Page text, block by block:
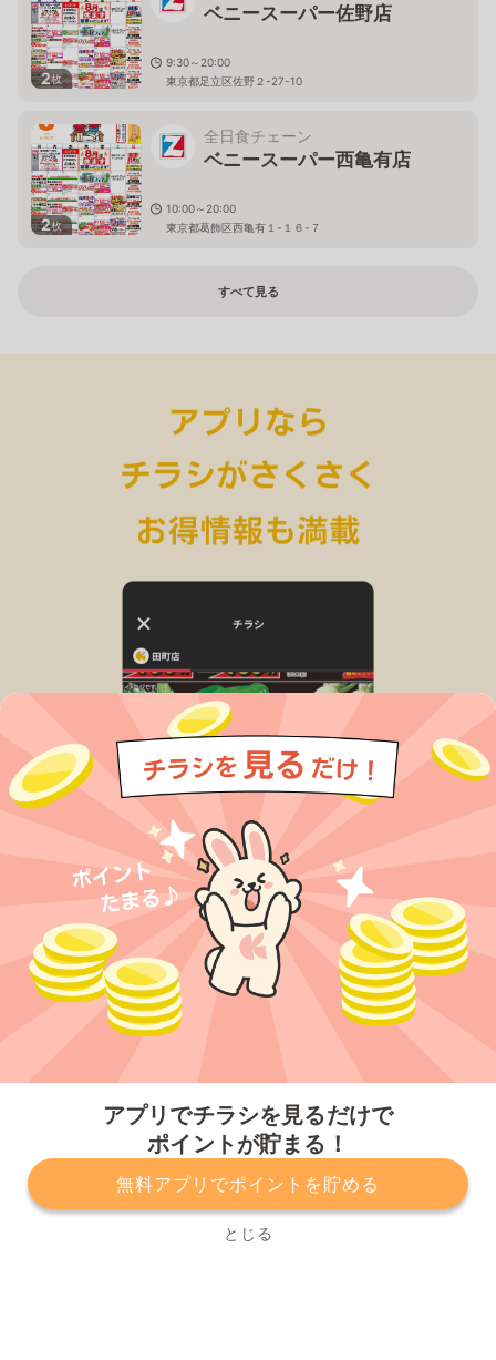
アプリでチラシを見るだけで
ポイントが貯まる！
無料アプリでポイントを貯める
とじる
2枚
ベニースーパー佐野店
9:30～20:00
東京都足立区佐野２-27-10
2枚
全日食チェーン
ベニースーパー西亀有店
10:00～20:00
東京都葛飾区西亀有１-１６-７
すべて見る
プライバシーポリシー 利用規約
運営会社
サービスに関してのお問い合わせ